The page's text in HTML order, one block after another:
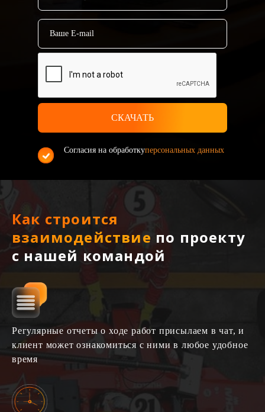
Согласия на обработкуперсональных данных
Как строится
взаимодействие по проекту
с нашей командой
Регулярные отчеты о ходе работ присылаем в чат, и
клиент может ознакомиться с ними в любое удобное
время